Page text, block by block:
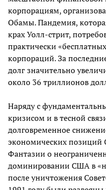
корпорациям,
Обамы. Пандемия,
крах Уолл-стрит,
практически
корпораций. За
долг значительно
около 36 триллионов
Наряду с
кризисом и в тесной
долговременное
экономических позиций
Фантазии о
доминировании США в
после уничтожения